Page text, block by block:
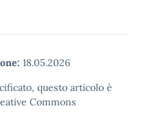
18.05.2026
questo articolo è
Commons